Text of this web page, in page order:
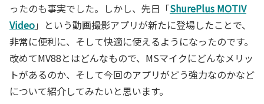
ったのも事実でした。しかし、先日「ShurePlus MOTIV
Video」という動画撮影アプリが新たに登場したことで、
非常に便利に、そして快適に使えるようになったのです。
改めてMV88とはどんなもので、MSマイクにどんなメリッ
トがあるのか、そして今回のアプリがどう強力なのかなど
について紹介してみたいと思います。